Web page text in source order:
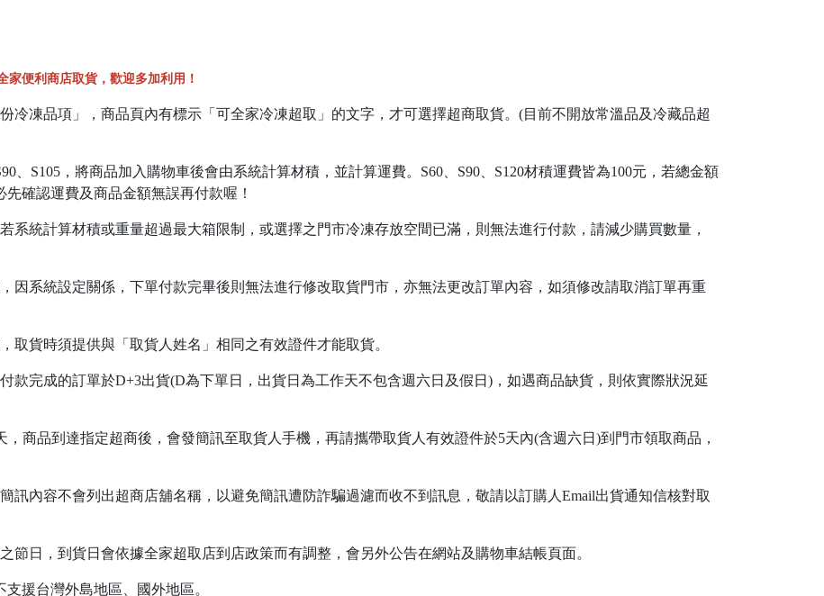
家便利商店取貨，歡迎多加利用！
冷凍品項」，商品頁內有標示「可全家冷凍超取」的文字，才可選擇超商取貨。(目前不開放常溫品及冷藏品超
、S105，將商品加入購物車後會由系統計算材積，並計算運費。S60、S90、S120材積運費皆為100元，若總金額
確認運費及商品金額無誤再付款喔！
系統計算材積或重量超過最大箱限制，或選擇之門市冷凍存放空間已滿，則無法進行付款，請減少購買數量，
因系統設定關係，下單付款完畢後則無法進行修改取貨門市，亦無法更改訂單內容，如須修改請取消訂單再重
取貨時須提供與「取貨人姓名」相同之有效證件才能取貨。
款完成的訂單於D+3出貨(D為下單日，出貨日為工作天不包含週六日及假日)，如遇商品缺貨，則依實際狀況延
商品到達指定超商後，會發簡訊至取貨人手機，再請攜帶取貨人有效證件於5天內(含週六日)到門市領取商品，
訊內容不會列出超商店舖名稱，以避免簡訊遭防詐騙過濾而收不到訊息，敬請以訂購人Email出貨通知信核對取
節日，到貨日會依據全家超取店到店政策而有調整，會另外公告在網站及購物車結帳頁面。
援台灣外島地區、國外地區。